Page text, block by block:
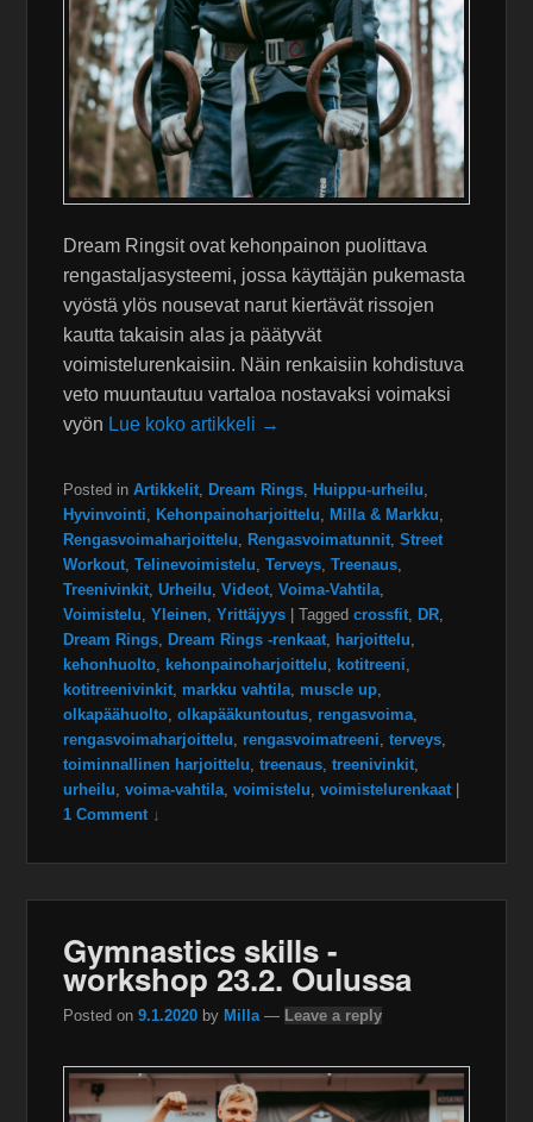
Dream Ringsit ovat kehonpainon puolittava
rengastaljasysteemi, jossa käyttäjän pukemasta
vyöstä ylös nousevat narut kiertävät rissojen
kautta takaisin alas ja päätyvät
voimistelurenkaisiin. Näin renkaisiin kohdistuva
veto muuntautuu vartaloa nostavaksi voimaksi
vyön Lue koko artikkeli →
Posted in Artikkelit, Dream Rings, Huippu-urheilu,
Hyvinvointi, Kehonpainoharjoittelu, Milla & Markku,
Rengasvoimaharjoittelu, Rengasvoimatunnit,Street
Workout,Telinevoimistelu,Terveys,Treenaus,
Treenivinkit,Urheilu,Videot,Voima-Vahtila,
Voimistelu,Yleinen,Yrittäjyys |Tagged crossfit, DR,
Dream Rings, Dream Rings -renkaat, harjoittelu,
kehonhuolto, kehonpainoharjoittelu, kotitreeni,
kotitreenivinkit, markku vahtila, muscle up,
olkapäähuolto,olkapääkuntoutus, rengasvoima,
rengasvoimaharjoittelu, rengasvoimatreeni,terveys,
toiminnallinen harjoittelu,treenaus,treenivinkit,
urheilu,voima-vahtila,voimistelu,voimistelurenkaat
1 Comment ↓
Gymnastics skills -
workshop 23.2. Oulussa
Posted on9.1.2020 by Milla — Leave a reply